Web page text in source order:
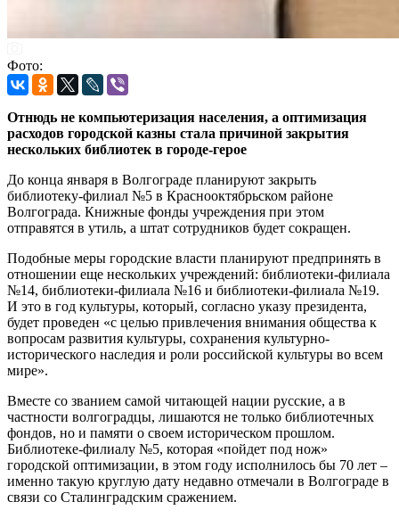
Фото:
Отнюдь не компьютеризация населения, а оптимизация
расходов городской казны стала причиной закрытия
нескольких библиотек в городе-герое
До конца января в Волгограде планируют закрыть
библиотеку-филиал №5 в Краснооктябрьском районе
Волгограда. Книжные фонды учреждения при этом
отправятся в утиль, а штат сотрудников будет сокращен.
Подобные меры городские власти планируют предпринять в
отношении еще нескольких учреждений: библиотеки-филиала
№14, библиотеки-филиала №16 и библиотеки-филиала №19.
И это в год культуры, который, согласно указу президента,
будет проведен «с целью привлечения внимания общества к
вопросам развития культуры, сохранения культурно-
исторического наследия и роли российской культуры во всем
мире».
Вместе со званием самой читающей нации русские, а в
частности волгоградцы, лишаются не только библиотечных
фондов, но и памяти о своем историческом прошлом.
Библиотеке-филиалу №5, которая «пойдет под нож»
городской оптимизации, в этом году исполнилось бы 70 лет –
именно такую круглую дату недавно отмечали в Волгограде в
связи со Сталинградским сражением.